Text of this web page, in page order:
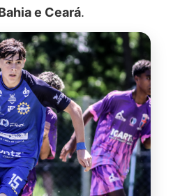
e Ceará.